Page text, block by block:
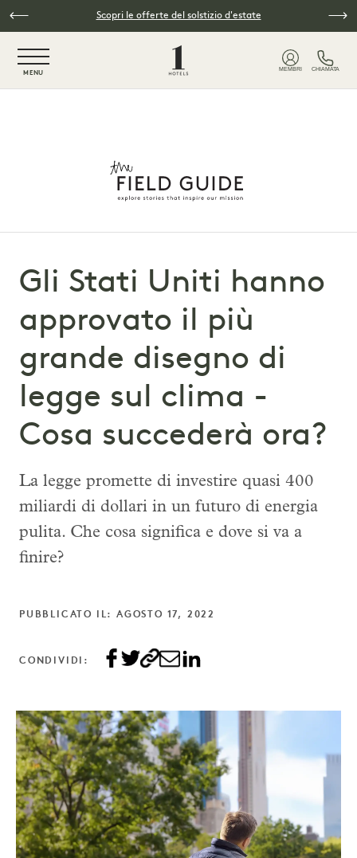
Vai al contenuto principale
Scopri le offerte del solstizio d'estate
MENU
MEMBRI CHIAMATA
Gli Stati Uniti hanno
approvato il più
grande disegno di
legge sul clima -
Cosa succederà ora?
La legge promette di investire quasi 400
miliardi di dollari in un futuro di energia
pulita. Che cosa significa e dove si va a
finire?
PUBBLICATO IL: AGOSTO 17, 2022
CONDIVIDI: